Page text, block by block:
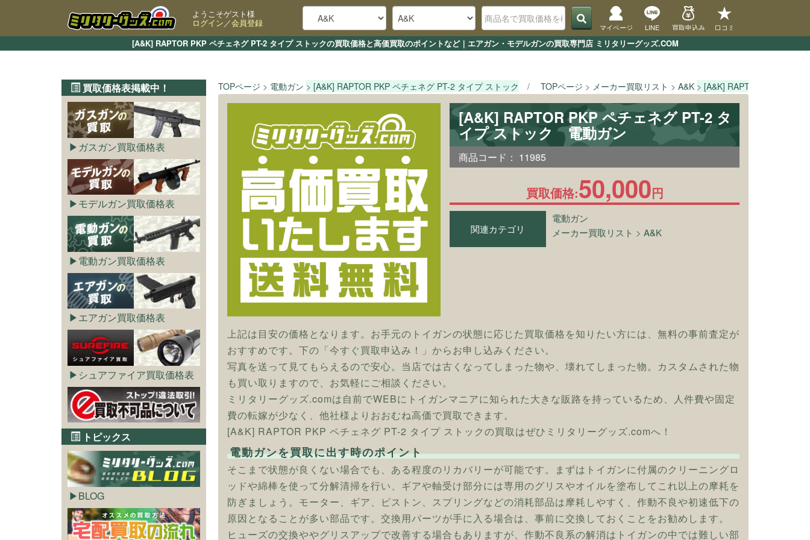
[A&K] RAPTOR PKP ペチェネグ PT-2 タイプ ストックの買取価格と高価買取のポイントなど｜エアガン・モデルガンの買取専門店 ミリタリーグッズ.COM
ようこそゲスト様
ログイン／会員登録 マイページ LINE 買取申込み 口コミ
TOPページ 電動ガン [A&K] RAPTOR PKP ペチェネグ PT-2 タイプ ストック TOPページ メーカー買取リスト A&K [A&K] RAPTOR PKP ペチ
[A&K] RAPTOR PKP ペチェネグ PT-2 タ
イプ ストック 電動ガン
商品コード： 11985
買取価格:50,000円
関連カテゴリ
電動ガン
メーカー買取リスト >A&K
上記は目安の価格となります。お手元のトイガンの状態に応じた買取価格を知りたい方には、無料の事前査定が
おすすめです。下の「今すぐ買取申込み！」からお申し込みください。
写真を送って見てもらえるので安心。当店では古くなってしまった物や、壊れてしまった物。カスタムされた物
も買い取りますので、お気軽にご相談ください。
ミリタリーグッズ.comは自前でWEBにトイガンマニアに知られた大きな販路を持っているため、人件費や固定
費の転嫁が少なく、他社様よりおおむね高価で買取できます。
[A&K] RAPTOR PKP ペチェネグ PT-2 タイプ ストックの買取はぜひミリタリーグッズ.comへ！
電動ガンを買取に出す時のポイント
そこまで状態が良くない場合でも、ある程度のリカバリーが可能です。まずはトイガンに付属のクリーニングロ
ッドや綿棒を使って分解清掃を行い、ギアや軸受け部分には専用のグリスやオイルを塗布してこれ以上の摩耗を
防ぎましょう。モーター、ギア、ピストン、スプリングなどの消耗部品は摩耗しやすく、作動不良や初速低下の
原因となることが多い部品です。交換用パーツが手に入る場合は、事前に交換しておくことをお勧めします。
ヒューズの交換ややグリスアップで改善する場合もありますが、作動不良系の解消はトイガンの中では難しい部
買取価格表掲載中！
ガスガン買取価格表
モデルガン買取価格表
電動ガン買取価格表
エアガン買取価格表
シュアファイア買取価格表
トピックス
BLOG